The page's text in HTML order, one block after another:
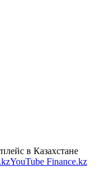
в Казахстане
YouTube Finance.kz